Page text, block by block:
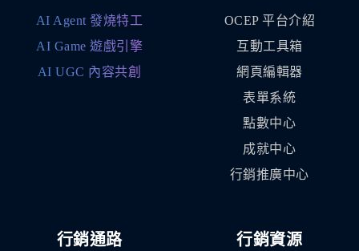
AI Agent 發燒特工
AI Game 遊戲引擎
AI UGC 內容共創
OCEP 平台介紹
互動工具箱
網頁編輯器
表單系統
點數中心
成就中心
行銷推廣中心
行銷通路 行銷資源